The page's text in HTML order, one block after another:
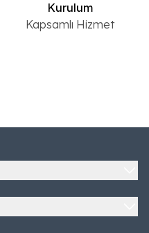
Kurulum
Kapsamlı Hizmet